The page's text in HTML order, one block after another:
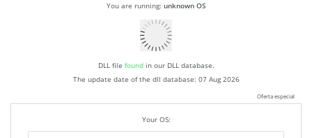
You are running: unknown OS
DLL file foundin our DLL database.
The update date of the dll database: 07 Aug 2026
Oferta especial
Your OS: